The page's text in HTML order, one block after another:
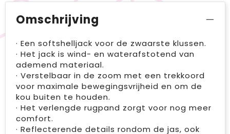
Omschrijving
· Een softshelljack voor de zwaarste klussen.
· Het jack is wind- en waterafstotend van
ademend materiaal.
· Verstelbaar in de zoom met een trekkoord
voor maximale bewegingsvrijheid en om de
kou buiten te houden.
· Het verlengde rugpand zorgt voor nog meer
comfort.
· Reflecterende details rondom de jas, ook